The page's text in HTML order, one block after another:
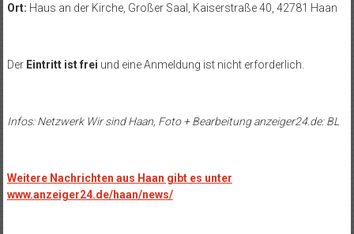
Ort: Haus an der Kirche, Großer Saal, Kaiserstraße 40, 42781 Haan
Der Eintritt ist frei und eine Anmeldung ist nicht erforderlich.
Infos: Netzwerk Wir sind Haan, Foto + Bearbeitung anzeiger24.de: BL
Weitere Nachrichten aus Haan gibt es unter
www.anzeiger24.de/haan/news/